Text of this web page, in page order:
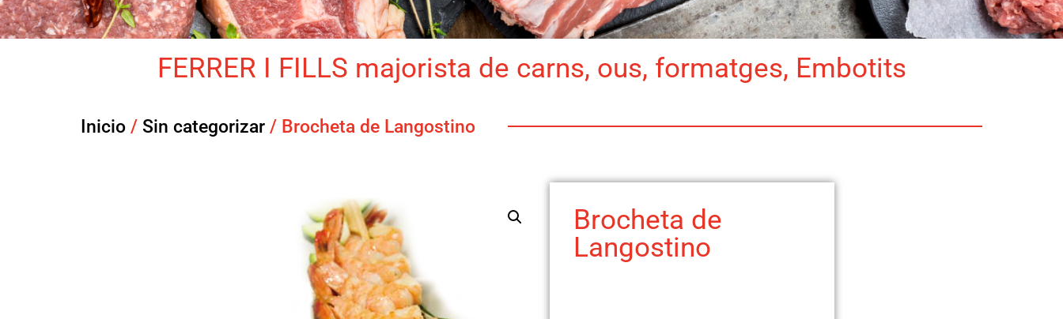
FERRER I FILLS majorista de carns, ous, formatges, Embotits
Inicio / Sin categorizar / Brocheta de Langostino
Brocheta de
Langostino